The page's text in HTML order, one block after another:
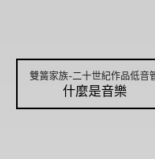
雙簧家族-二十世紀作品低音
什麼是音樂